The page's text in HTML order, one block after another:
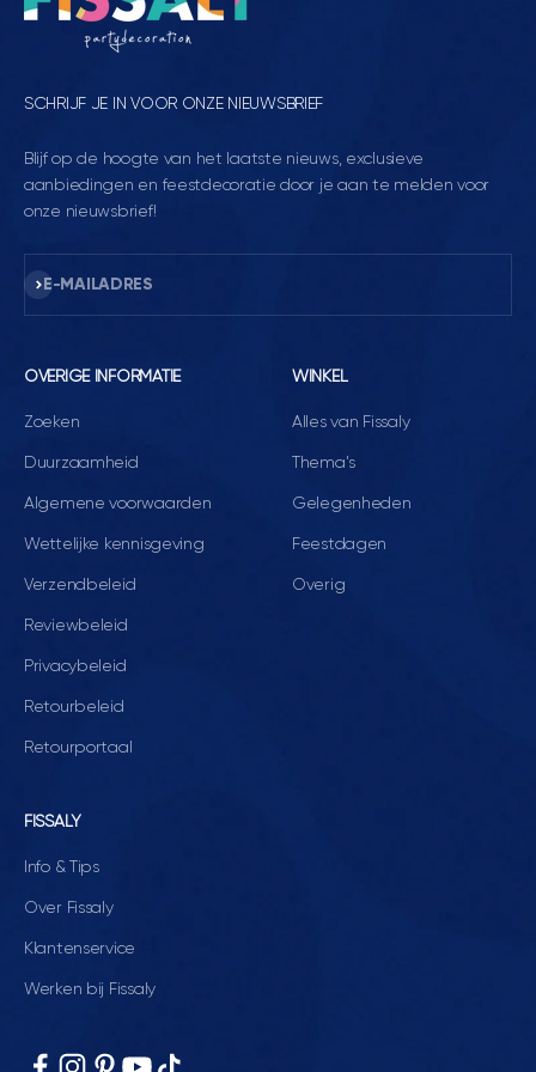
SCHRIJF JE IN VOOR ONZE NIEUWSBRIEF
Blijf op de hoogte van het laatste nieuws, exclusieve
aanbiedingen en feestdecoratie door je aan te melden voor
onze nieuwsbrief!
E-MAILADRES
Abonneren
OVERIGE INFORMATIE
Zoeken
Duurzaamheid
Algemene voorwaarden
Wettelijke kennisgeving
Verzendbeleid
Reviewbeleid
Privacybeleid
Retourbeleid
Retourportaal
WINKEL
Alles van Fissaly
Thema's
Gelegenheden
Feestdagen
Overig
FISSALY
Info & Tips
Over Fissaly
Klantenservice
Werken bij Fissaly